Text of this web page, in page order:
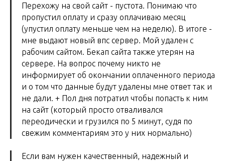
Перехожу на свой сайт - пустота. Понимаю что
пропустил оплату и сразу оплачиваю месяц
(упустил оплату меньше чем на неделю). В итоге -
мне выдают новый впс сервер. Мой удален с
рабочим сайтом. Бекап сайта также утерян на
сервере. На вопрос почему никто не
информирует об окончании оплаченного периода
и о том что данные будут удалены мне ответ так и
не дали. + Пол дня потратил чтобы попасть к ним
на сайт (который просто отваливался
переодически и грузился по 5 минут, судя по
свежим комментариям это у них нормально)
Если вам нужен качественный, надежный и